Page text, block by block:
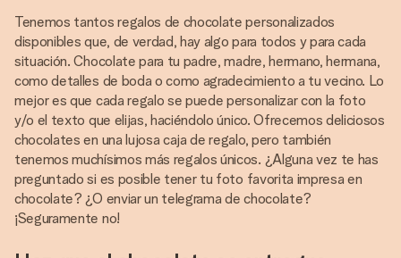
Tenemos tantos regalos de chocolate personalizados
disponibles que, de verdad, hay algo para todos y para cada
situación. Chocolate para tu padre, madre, hermano, hermana,
como detalles de boda o como agradecimiento a tu vecino. Lo
mejor es que cada regalo se puede personalizar con la foto
y/o el texto que elijas, haciéndolo único. Ofrecemos deliciosos
chocolates en una lujosa caja de regalo, pero también
tenemos muchísimos más regalos únicos. ¿Alguna vez te has
preguntado si es posible tener tu foto favorita impresa en
chocolate? ¿O enviar un telegrama de chocolate?
¡Seguramente no!